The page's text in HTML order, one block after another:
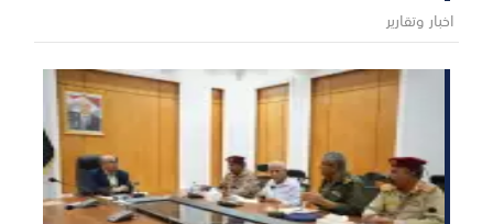
اخبار وتقارير